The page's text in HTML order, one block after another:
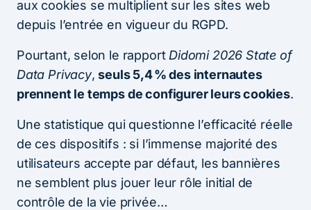
aux cookies se multiplient sur les sites web
depuis l’entrée en vigueur du RGPD.
Pourtant, selon le rapport Didomi 2026 State of
Data Privacy,seuls 5,4 % des internautes
prennent le temps de configurer leurs cookies.
Une statistique qui questionne l’efficacité réelle
de ces dispositifs : si l’immense majorité des
utilisateurs accepte par défaut, les bannières
ne semblent plus jouer leur rôle initial de
contrôle de la vie privée…